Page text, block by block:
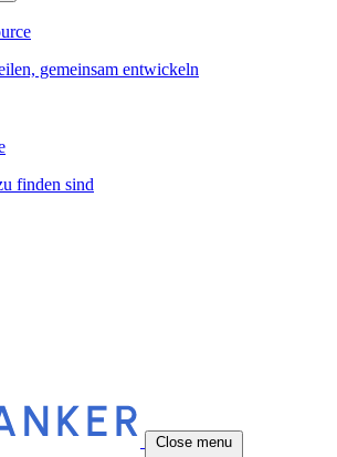
gemeinsam entwickeln
finden sind
Close menu